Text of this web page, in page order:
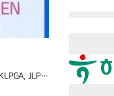
한·미·일 각 여자프로골프 대회에서 간판선수로 활약하는 최혜진,고진영,이보미는 각각 팬들의 성원에 힘입어 LPGA투어와 KLPGA, JLPGA투어를 대표하는 선수로 뽑혀 지난 달 18일 인천 청라 베어즈베스트 골프클럽에서 열린 기아자동차 제34회 한국여자오픈 골프선수권대회 1라운드에서 같은 조로 경기를 펼쳤다. 각 투어를 대표하는 세 간판 선수들의 영상을 확인해보자.[영상=정지원 기자]